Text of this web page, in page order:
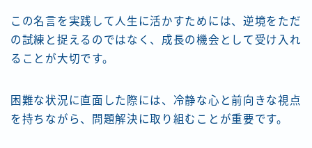
この名言を実践して人生に活かすためには、逆境をただ
の試練と捉えるのではなく、成長の機会として受け入れ
ることが大切です。
困難な状況に直面した際には、冷静な心と前向きな視点
を持ちながら、問題解決に取り組むことが重要です。